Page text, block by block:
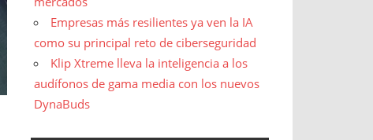
Empresas más resilientes ya ven la IA
como su principal reto de ciberseguridad
Klip Xtreme lleva la inteligencia a los
audífonos de gama media con los nuevos
DynaBuds